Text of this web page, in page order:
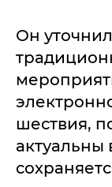
Он
шествия,
актуальны